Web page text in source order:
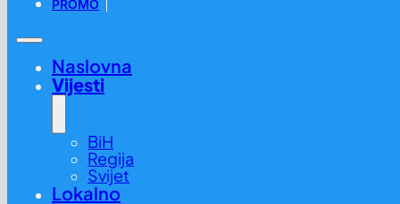
PROMO
Naslovna
Vijesti
BiH
Regija
Svijet
Lokalno